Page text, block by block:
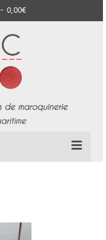
- 0,00€